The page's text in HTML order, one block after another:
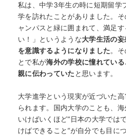
私は、 中学3年生の時に短期留学
学を訪れたことがありました。
ャンパスと緑に囲まれて、満足
い！」というような大学生活の
を意識するようになりました。
とで私が海外の学校に憧れてい
親に伝わっていた と思います。
大学進学という現実が近づいた
られます。国内大学のことも、
いけばいくほど“日本の大学では
けばできること“が自分でも目に